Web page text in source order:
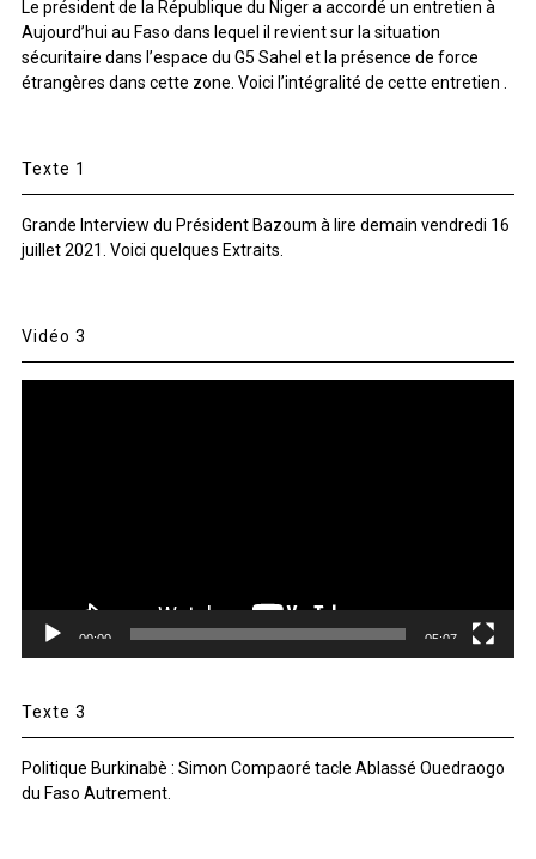
Le président de la République du Niger a accordé un entretien à
Aujourd’hui au Faso dans lequel il revient sur la situation
sécuritaire dans l’espace du G5 Sahel et la présence de force
étrangères dans cette zone. Voici l’intégralité de cette entretien .
Texte 1
Grande Interview du Président Bazoum à lire demain vendredi 16
juillet 2021. Voici quelques Extraits.
Vidéo 3
00:00 05:07
Texte 3
Politique Burkinabè : Simon Compaoré tacle Ablassé Ouedraogo
du Faso Autrement.